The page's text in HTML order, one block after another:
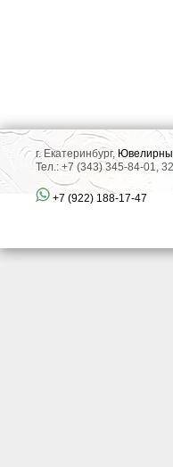
г. Екатеринбург,
Тел.: +7 (343) 345-84-01,
+7 (922) 188-17-47